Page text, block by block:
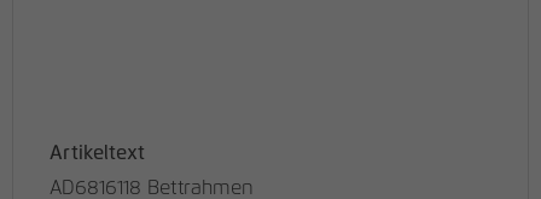
Artikeltext
AD6816118 Bettrahmen